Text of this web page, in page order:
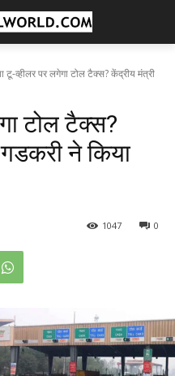
टू-व्हीलर पर लगेगा टोल टैक्स? केंद्रीय मंत्री
टोल टैक्स?
ने किया
0
1047